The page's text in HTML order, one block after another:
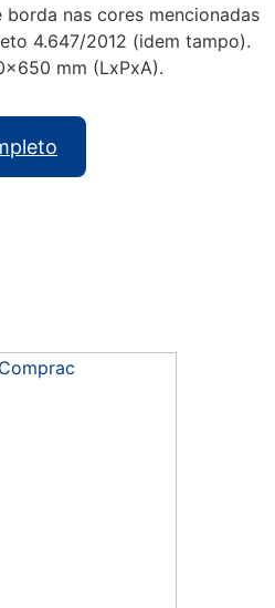
nas cores mencionadas
4.647/2012 (idem tampo).
mm (LxPxA).